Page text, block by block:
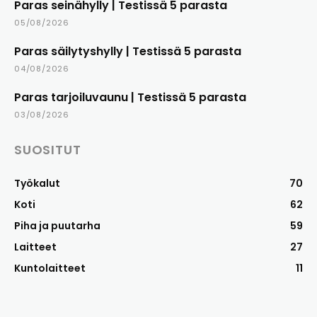
Paras seinähylly | Testissä 5 parasta
05/08/2026
Paras säilytyshylly | Testissä 5 parasta
04/08/2026
Paras tarjoiluvaunu | Testissä 5 parasta
03/08/2026
SUOSITUT
Työkalut
70
Koti
62
Piha ja puutarha
59
Laitteet
27
Kuntolaitteet
11